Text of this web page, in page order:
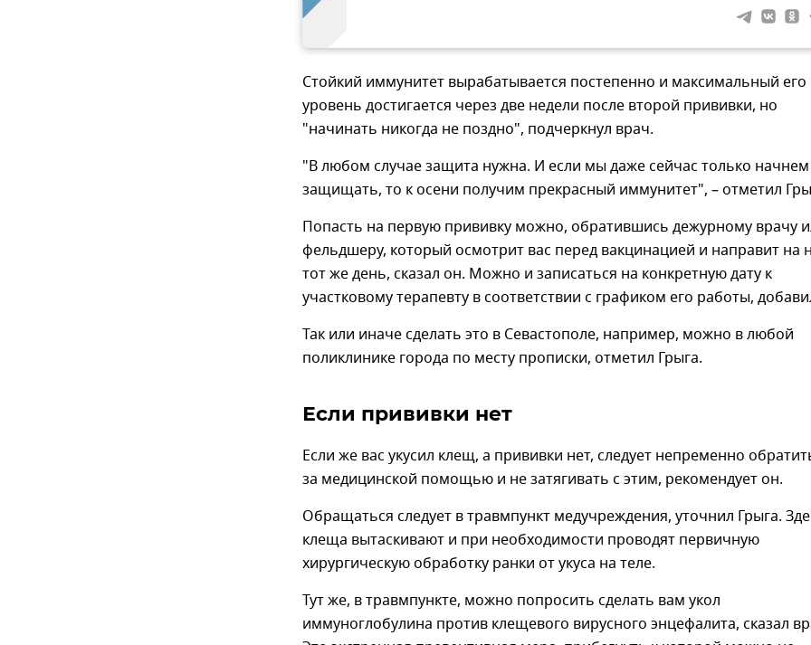
Стойкий иммунитет вырабатывается постепенно и максимальный его
уровень достигается через две недели после второй прививки, но
"начинать никогда не поздно", подчеркнул врач.
"В любом случае защита нужна. И если мы даже сейчас только начнем
защищать, то к осени получим прекрасный иммунитет", – отметил
Попасть на первую прививку можно, обратившись дежурному врачу
фельдшеру, который осмотрит вас перед вакцинацией и направит на
тот же день, сказал он. Можно и записаться на конкретную дату к
участковому терапевту в соответствии с графиком его работы,
Так или иначе сделать это в Севастополе, например, можно в любой
поликлинике города по месту прописки, отметил Грыга.
Если прививки нет
Если же вас укусил клещ, а прививки нет, следует непременно
за медицинской помощью и не затягивать с этим, рекомендует он.
Обращаться следует в травмпункт медучреждения, уточнил Грыга.
клеща вытаскивают и при необходимости проводят первичную
хирургическую обработку ранки от укуса на теле.
Тут же, в травмпункте, можно попросить сделать вам укол
иммуноглобулина против клещевого вирусного энцефалита, сказал